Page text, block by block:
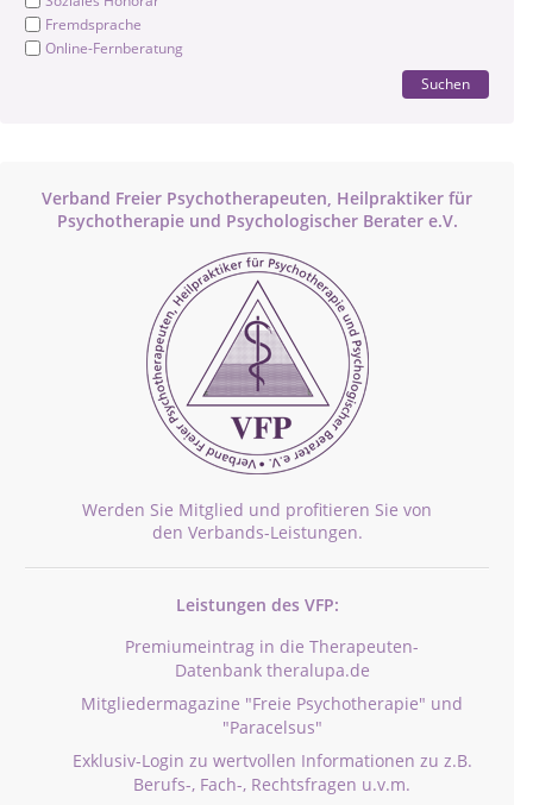
Fremdsprache
Online-Fernberatung
Suchen
Verband Freier Psychotherapeuten, Heilpraktiker für
Psychotherapie und Psychologischer Berater e.V.
Werden Sie Mitglied und profitieren Sie von
den Verbands-Leistungen.
Leistungen des VFP:
Premiumeintrag in die Therapeuten-
Datenbank theralupa.de
Mitgliedermagazine "Freie Psychotherapie" und
"Paracelsus"
Exklusiv-Login zu wertvollen Informationen zu z.B.
Berufs-, Fach-, Rechtsfragen u.v.m.